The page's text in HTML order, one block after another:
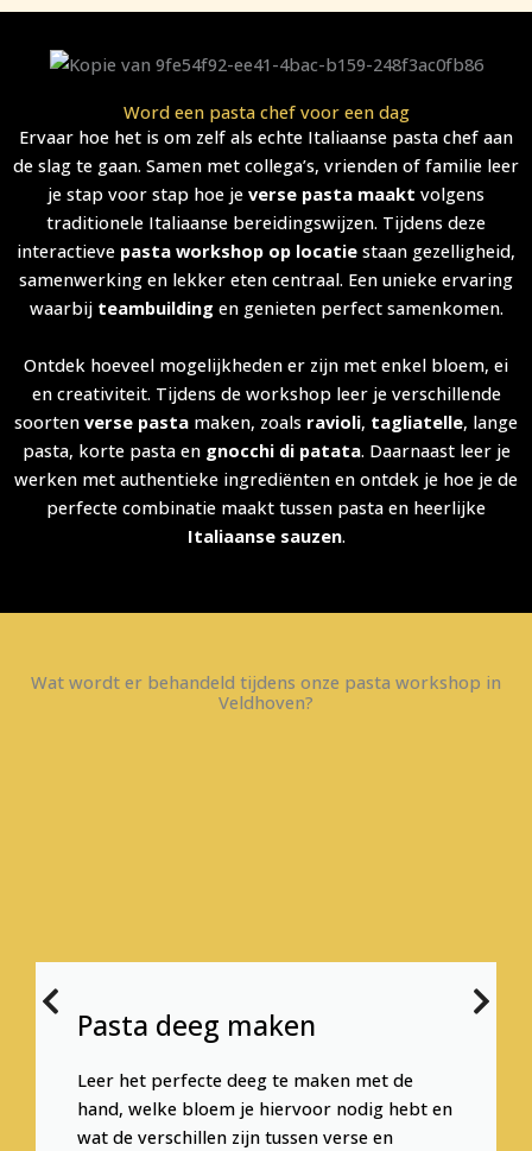
Word een pasta chef voor een dag
Ervaar hoe het is om zelf als echte Italiaanse pasta chef aan
de slag te gaan. Samen met collega’s, vrienden of familie leer
je stap voor stap hoe je verse pasta maakt volgens
traditionele Italiaanse bereidingswijzen. Tijdens deze
interactieve pasta workshop op locatie staan gezelligheid,
samenwerking en lekker eten centraal. Een unieke ervaring
waarbij teambuilding en genieten perfect samenkomen.
Ontdek hoeveel mogelijkheden er zijn met enkel bloem, ei
en creativiteit. Tijdens de workshop leer je verschillende
soorten verse pasta maken, zoals ravioli, tagliatelle, lange
pasta, korte pasta en gnocchi di patata. Daarnaast leer je
werken met authentieke ingrediënten en ontdek je hoe je de
perfecte combinatie maakt tussen pasta en heerlijke
Italiaanse sauzen.
Wat wordt er behandeld tijdens onze pasta workshop in
Veldhoven?
Pasta deeg maken
Leer het perfecte deeg te maken met de
hand, welke bloem je hiervoor nodig hebt en
wat de verschillen zijn tussen verse en